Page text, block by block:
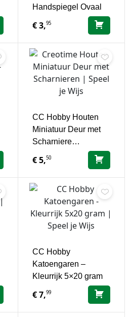
Handspiegel Ovaal
€3,95
CC Hobby Houten
Miniatuur Deur met
Scharniere…
€5,50
CC Hobby
Katoengaren –
Kleurrijk 5×20 gram
€7,99